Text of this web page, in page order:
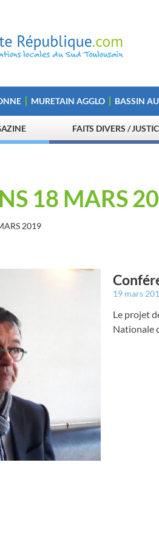
MURETAIN AGGLO BASSIN
FAITS DIVERS /
18 MARS
2019
19 mars
Le projet
Nationale